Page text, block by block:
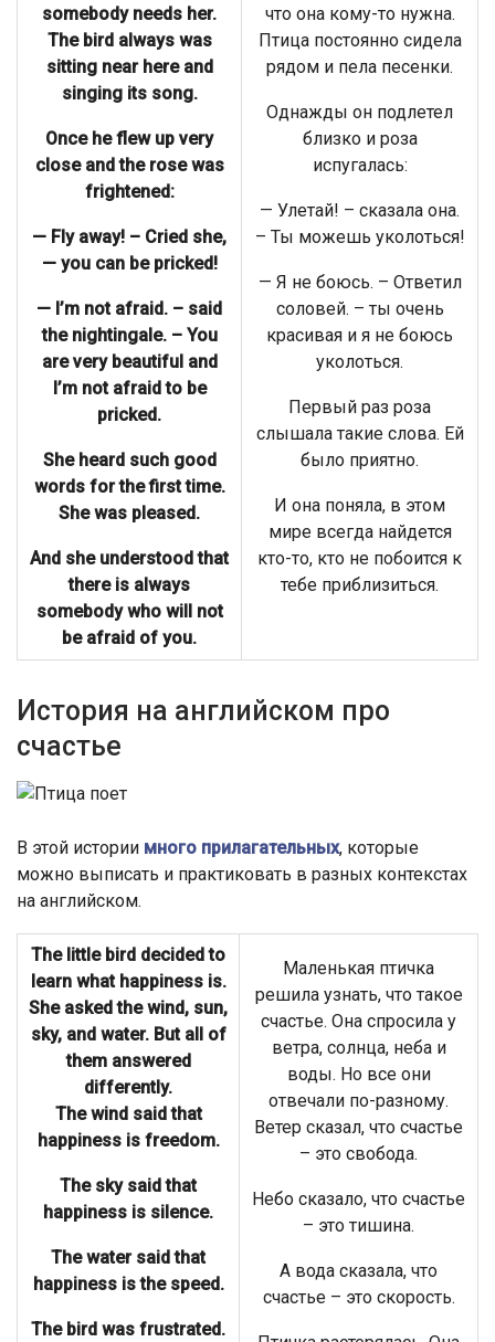
somebody needs her.
The bird always was
sitting near here and
singing its song.
Once he flew up very
close and the rose was
frightened:
— Fly away! – Cried she,
— you can be pricked!
— I’m not afraid. – said
the nightingale. – You
are very beautiful and
I’m not afraid to be
pricked.
She heard such good
words for the first time.
She was pleased.
And she understood that
there is always
somebody who will not
be afraid of you.
что она кому-то нужна.
Птица постоянно сидела
рядом и пела песенки.
Однажды он подлетел
близко и роза
испугалась:
— Улетай! – сказала она.
– Ты можешь уколоться!
— Я не боюсь. – Ответил
соловей. – ты очень
красивая и я не боюсь
уколоться.
Первый раз роза
слышала такие слова. Ей
было приятно.
И она поняла, в этом
мире всегда найдется
кто-то, кто не побоится к
тебе приблизиться.
История на английском про
счастье
В этой истории много прилагательных, которые
можно выписать и практиковать в разных контекстах
на английском.
The little bird decided to
learn what happiness is.
She asked the wind, sun,
sky, and water. But all of
them answered
differently.
The wind said that
happiness is freedom.
The sky said that
happiness is silence.
The water said that
happiness is the speed.
The bird was frustrated.
Маленькая птичка
решила узнать, что такое
счастье. Она спросила у
ветра, солнца, неба и
воды. Но все они
отвечали по-разному.
Ветер сказал, что счастье
– это свобода.
Небо сказало, что счастье
– это тишина.
А вода сказала, что
счастье – это скорость.